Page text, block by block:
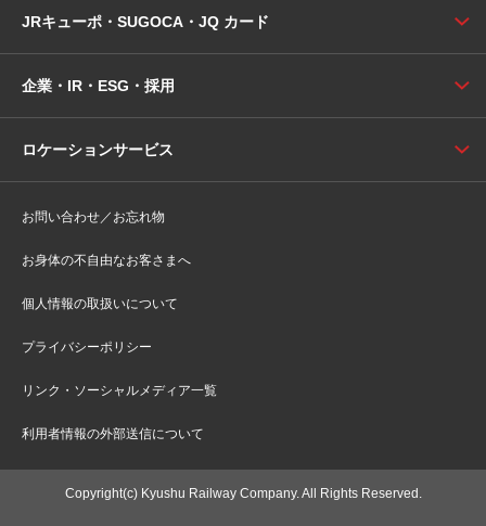
JRキューポ・SUGOCA・JQ カード
企業・IR・ESG・採用
ロケーションサービス
お問い合わせ／お忘れ物
お身体の不自由なお客さまへ
個人情報の取扱いについて
プライバシーポリシー
リンク・ソーシャルメディア一覧
利用者情報の外部送信について
Copyright(c) Kyushu Railway Company. All Rights Reserved.